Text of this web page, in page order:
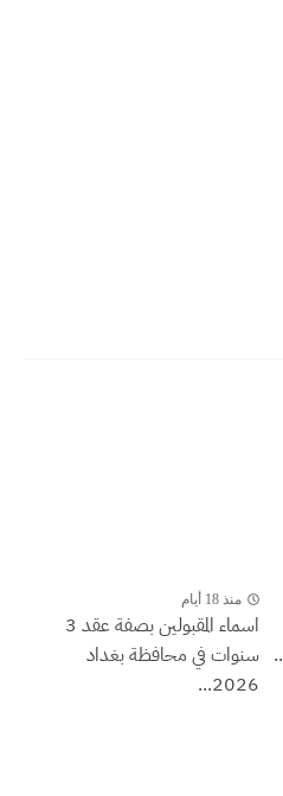
منذ 18 أيام
اسماء المقبولين بصفة عقد 3
سنوات في محافظة بغداد
2026...